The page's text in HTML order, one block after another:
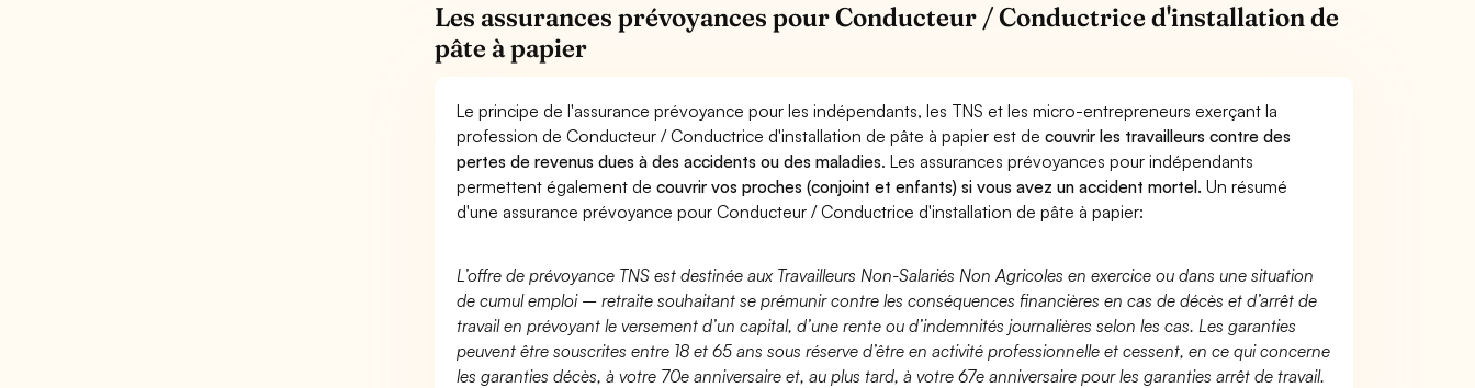
Les assurances prévoyances pour Conducteur / Conductrice d'installation de
pâte à papier
Le principe de l'assurance prévoyance pour les indépendants, les TNS et les micro-entrepreneurs exerçant la
profession de Conducteur / Conductrice d'installation de pâte à papier est decouvrir les travailleurs contre des
pertes de revenus dues à des accidents ou des maladies. Les assurances prévoyances pour indépendants
permettent également decouvrir vos proches (conjoint et enfants) si vous avez un accident mortel. Un résumé
d'une assurance prévoyance pour Conducteur / Conductrice d'installation de pâte à papier:
L’offre de prévoyance TNS est destinée aux Travailleurs Non-Salariés Non Agricoles en exercice ou dans une situation
de cumul emploi – retraite souhaitant se prémunir contre les conséquences financières en cas de décès et d’arrêt de
travail en prévoyant le versement d’un capital, d’une rente ou d’indemnités journalières selon les cas. Les garanties
peuvent être souscrites entre 18 et 65 ans sous réserve d’être en activité professionnelle et cessent, en ce qui concerne
les garanties décès, à votre 70e anniversaire et, au plus tard, à votre 67e anniversaire pour les garanties arrêt de travail.